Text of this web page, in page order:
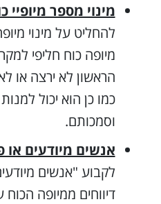
מינוי מספר מיופיי
להחליט על מינוי
מיופה כוח חליפי
הראשון לא ירצה או
כמו כן הוא יכול
וסמכותם.
אנשים מיודעים או
לקבוע "אנשים
דיווחים ממיופה